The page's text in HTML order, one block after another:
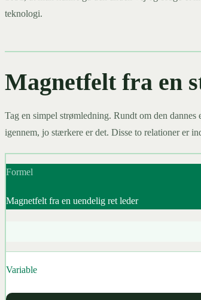
teknologi.
Magnetfelt fra en
Tag en simpel strømledning. Rundt om den
igennem, jo stærkere er det. Disse to relationer er
Formel
Magnetfelt fra en uendelig ret leder
Variable